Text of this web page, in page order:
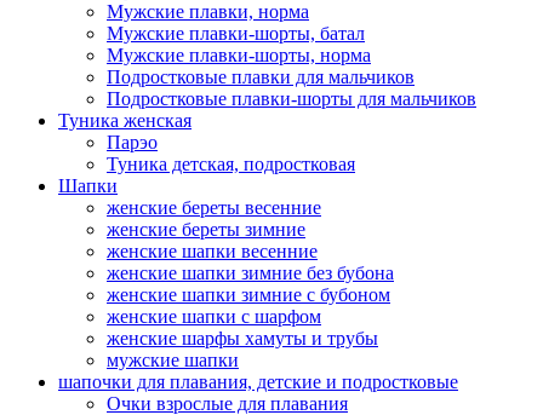
Мужские плавки, норма
Мужские плавки-шорты, батал
Мужские плавки-шорты, норма
Подростковые плавки для мальчиков
Подростковые плавки-шорты для мальчиков
Туникa женская
Парэо
Туника детская, подростковая
Шапки
женские береты весенние
женские береты зимние
женские шапки весенние
женские шапки зимние без бубона
женские шапки зимние с бубоном
женские шапки с шарфом
женские шарфы хамуты и трубы
мужские шапки
шапочки для плавания, детские и подростковые
Очки взрослые для плавания